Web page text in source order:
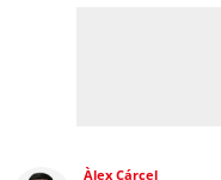
Àlex Cárcel